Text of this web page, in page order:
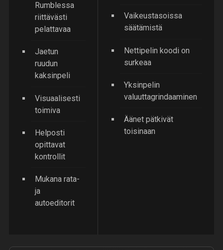
Rumblessa
riittävästi
pelattavaa
Jaetun
ruudun
kaksinpeli
Visuaalisesti
toimiva
Helposti
opittavat
kontrollit
Mukana rata-
ja
autoeditorit
Vaikeustasoissa
säätämistä
Nettipelin koodi on
surkeaa
Yksinpelin
valuuttagrindaaminen
Äänet pätkivät
toisinaan